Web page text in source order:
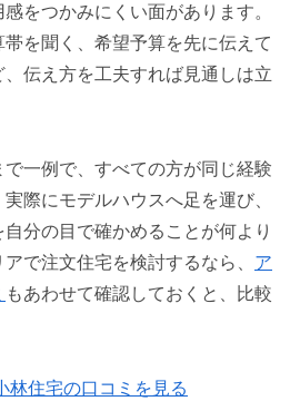
をつかみにくい面があります。
を聞く、希望予算を先に伝えて
伝え方を工夫すれば見通しは立
一例で、すべての方が同じ経験
際にモデルハウスへ足を運び、
分の目で確かめることが何より
で注文住宅を検討するなら、 ア
もあわせて確認しておくと、比較
林住宅の口コミを見る